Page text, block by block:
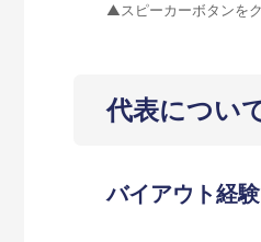
▲スピーカーボタンを
代表につい
バイアウト経